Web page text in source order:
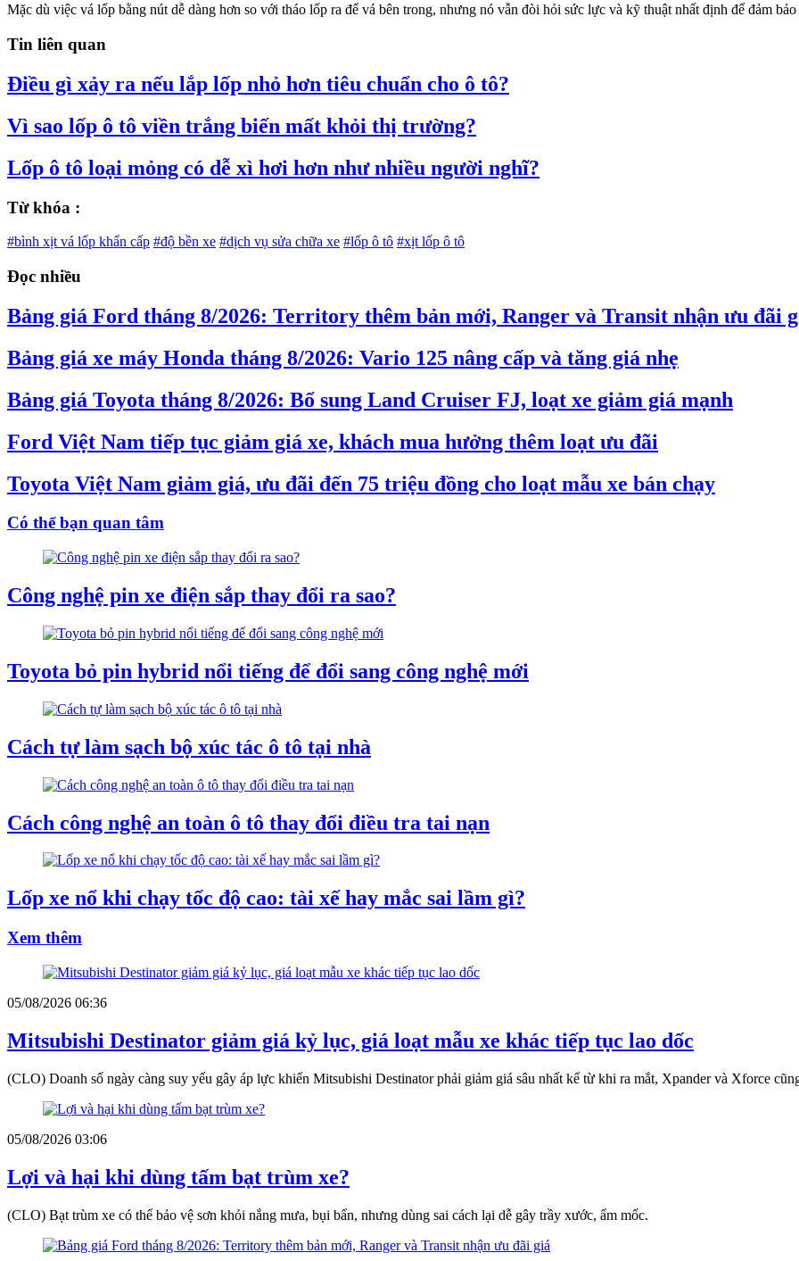
Mặc dù việc vá lốp bằng nút dễ dàng hơn so với tháo lốp ra để vá bên trong, nhưng nó vẫn đòi hỏi sức lực và kỹ thuật nhất định để đảm
Tin liên quan
Điều gì xảy ra nếu lắp lốp nhỏ hơn tiêu chuẩn cho ô tô?
Vì sao lốp ô tô viền trắng biến mất khỏi thị trường?
Lốp ô tô loại mỏng có dễ xì hơi hơn như nhiều người nghĩ?
Từ khóa :
#bình xịt vá lốp khẩn cấp #độ bền xe #dịch vụ sửa chữa xe #lốp ô tô #xịt lốp ô tô
Đọc nhiều
Bảng giá Ford tháng 8/2026: Territory thêm bản mới, Ranger và Transit nhận ưu đãi
Bảng giá xe máy Honda tháng 8/2026: Vario 125 nâng cấp và tăng giá nhẹ
Bảng giá Toyota tháng 8/2026: Bổ sung Land Cruiser FJ, loạt xe giảm giá mạnh
Ford Việt Nam tiếp tục giảm giá xe, khách mua hưởng thêm loạt ưu đãi
Toyota Việt Nam giảm giá, ưu đãi đến 75 triệu đồng cho loạt mẫu xe bán chạy
Có thể bạn quan tâm
Công nghệ pin xe điện sắp thay đổi ra sao?
Toyota bỏ pin hybrid nổi tiếng để đổi sang công nghệ mới
Cách tự làm sạch bộ xúc tác ô tô tại nhà
Cách công nghệ an toàn ô tô thay đổi điều tra tai nạn
Lốp xe nổ khi chạy tốc độ cao: tài xế hay mắc sai lầm gì?
Xem thêm
05/08/2026 06:36
Mitsubishi Destinator giảm giá kỷ lục, giá loạt mẫu xe khác tiếp tục lao dốc
(CLO) Doanh số ngày càng suy yếu gây áp lực khiến Mitsubishi Destinator phải giảm giá sâu nhất kể từ khi ra mắt, Xpander và Xforce
05/08/2026 03:06
Lợi và hại khi dùng tấm bạt trùm xe?
(CLO) Bạt trùm xe có thể bảo vệ sơn khỏi nắng mưa, bụi bẩn, nhưng dùng sai cách lại dễ gây trầy xước, ẩm mốc.